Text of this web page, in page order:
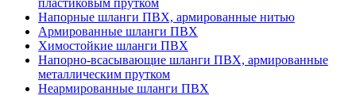
Напорные шланги ПВХ, армированные нитью
Армированные шланги ПВХ
Химостойкие шланги ПВХ
Напорно-всасывающие шланги ПВХ, армированные
металлическим прутком
Неармированные шланги ПВХ